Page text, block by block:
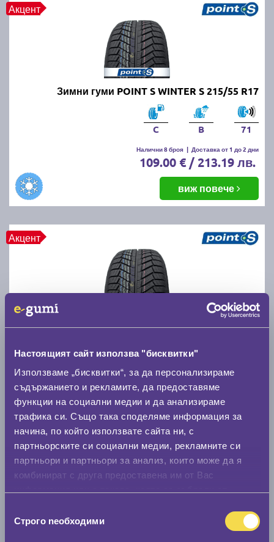
Настоящият сайт използва "бисквитки"
Използваме „бисквитки“, за да персонализираме
съдържанието и рекламите, да предоставяме
функции на социални медии и да анализираме
трафика си. Също така споделяме информация за
начина, по който използвате сайта ни, с
партньорските си социални медии, рекламните си
партньори и партньори за анализ, които може да я
комбинират с друга предоставена им от Вас
наСтрого nеобходими
Акцент
Зимни гуми POINT S WINTER S 215/55 R17
C B 71
Налични 8 броя | Доставка от 1 до 2 дни
109.00 € / 213.19 лв.
виж повече
Акцент
Зимни гуми POINT S WINTER S 215/65 R17
C
Налични 8 броя | Доставка от 1 до 2 дни
112.00 € / 219.05 лв.
виж повече
Акцент